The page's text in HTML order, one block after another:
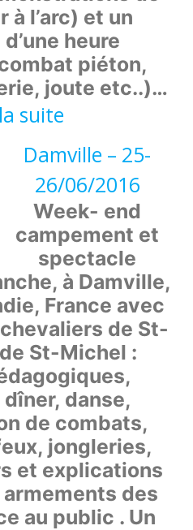
à l’arc) et un
heure
piéton,
joute etc..)…
suite:
Abbaye
de
Mortemer
–
13-
15/08/2016
Damville – 25-
26/06/2016
Week- end
campement et
spectacle
à Damville,
France avec
de St-
St-Michel :
danse,
de combats,
jongleries,
et explications
des
au public . Un